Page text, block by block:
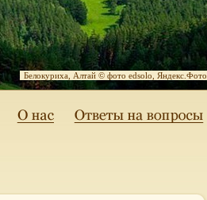
Белокуриха, Алтай © фото edsolo, Яндекс.Фото